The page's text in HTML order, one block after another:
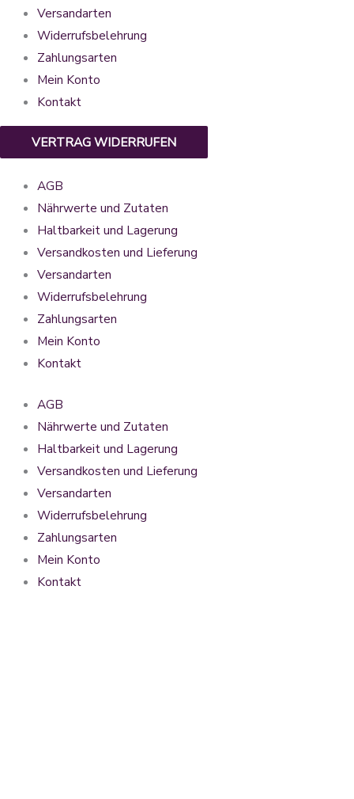
Versandarten
Widerrufsbelehrung
Zahlungsarten
Mein Konto
Kontakt
VERTRAG WIDERRUFEN
AGB
Nährwerte und Zutaten
Haltbarkeit und Lagerung
Versandkosten und Lieferung
Versandarten
Widerrufsbelehrung
Zahlungsarten
Mein Konto
Kontakt
AGB
Nährwerte und Zutaten
Haltbarkeit und Lagerung
Versandkosten und Lieferung
Versandarten
Widerrufsbelehrung
Zahlungsarten
Mein Konto
Kontakt